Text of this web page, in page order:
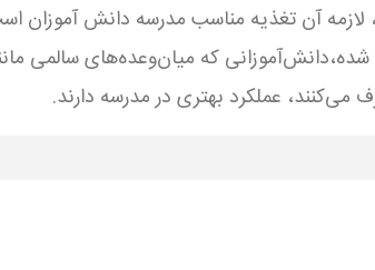
لازمه آن تغذیه مناسب مدرسه دانش آموزان
شده،دانش‌آموزانی که میان‌وعده‌های سالمی
می‌کنند، عملکرد بهتری در مدرسه دارند.